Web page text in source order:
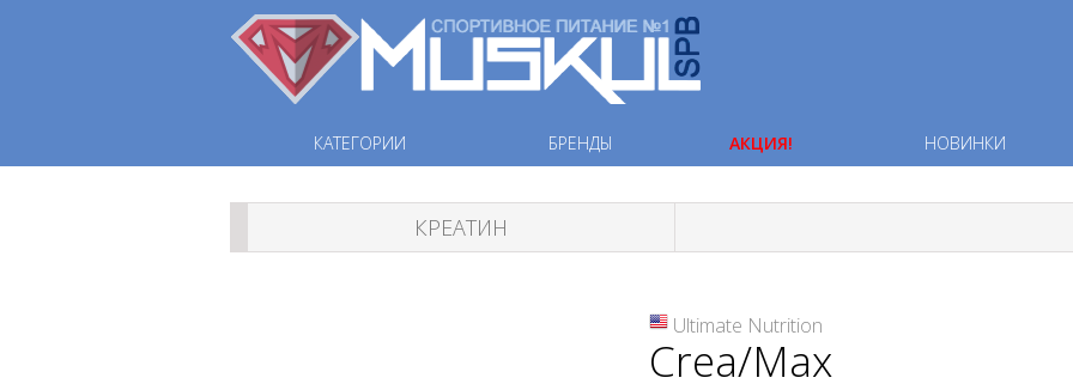
КАТЕГОРИИ БРЕНДЫ АКЦИЯ! НОВИНКИ
КРЕАТИН
Ultimate Nutrition
Crea/Max